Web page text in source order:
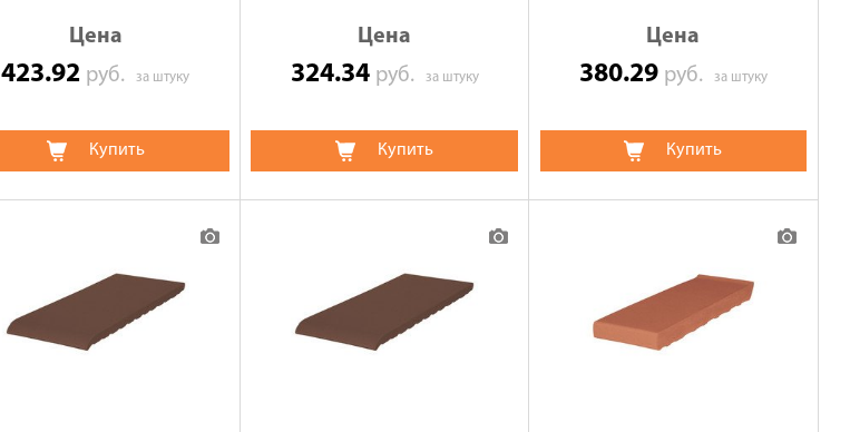
Цена
423.92 руб.за штуку
Купить
Цена
324.34 руб. за штуку
Купить
Цена
380.29 руб. за штуку
Купить